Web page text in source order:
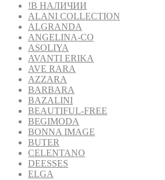
!В НАЛИЧИИ
ALANI COLLECTION
ALGRANDA
ANGELINA-CO
ASOLIYA
AVANTI ERIKA
AVE RARA
AZZARA
BARBARA
BAZALINI
BEAUTIFUL-FREE
BEGIMODA
BONNA IMAGE
BUTER
CELENTANO
DEESSES
ELGA